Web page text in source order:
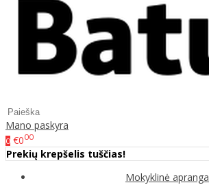
Mano paskyra
0 €000
Prekių krepšelis tuščias!
Mokyklinė apranga